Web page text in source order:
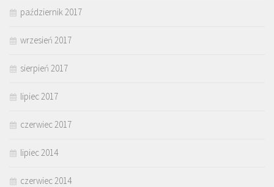
październik 2017
wrzesień 2017
sierpień 2017
lipiec 2017
czerwiec 2017
lipiec 2014
czerwiec 2014